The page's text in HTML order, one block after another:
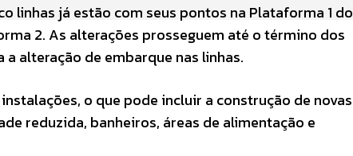
linhas já estão com seus pontos na Plataforma 1 do
2. As alterações prosseguem até o término dos
alteração de embarque nas linhas.
o que pode incluir a construção de novas
reduzida, banheiros, áreas de alimentação e